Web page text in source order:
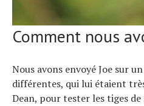
Comment nous
Nous avons envoyé Joe sur
différentes, qui lui étaient
Dean, pour tester les tiges de